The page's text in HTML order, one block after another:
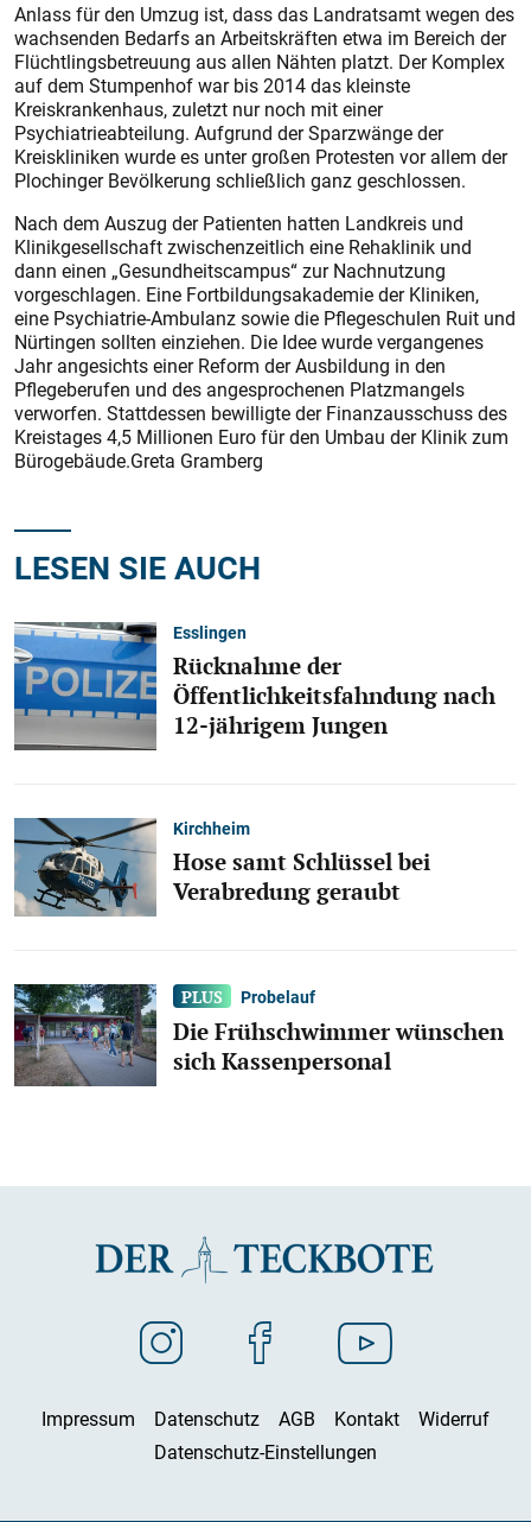
Anlass für den Umzug ist, dass das Landratsamt wegen des
wachsenden Bedarfs an Arbeitskräften etwa im Bereich der
Flüchtlingsbetreuung aus allen Nähten platzt. Der Komplex
auf dem Stumpenhof war bis 2014 das kleinste
Kreiskrankenhaus, zuletzt nur noch mit einer
Psychiatrieabteilung. Aufgrund der Sparzwänge der
Kreiskliniken wurde es unter großen Protesten vor allem der
Plochinger Bevölkerung schließlich ganz geschlossen.
Nach dem Auszug der Patienten hatten Landkreis und
Klinikgesellschaft zwischenzeitlich eine Rehaklinik und
dann einen „Gesundheitscampus“ zur Nachnutzung
vorgeschlagen. Eine Fortbildungsakademie der Kliniken,
eine Psychiatrie-Ambulanz sowie die Pflegeschulen Ruit und
Nürtingen sollten einziehen. Die Idee wurde vergangenes
Jahr angesichts einer Reform der Ausbildung in den
Pflegeberufen und des angesprochenen Platzmangels
verworfen. Stattdessen bewilligte der Finanzausschuss des
Kreistages 4,5 Millionen Euro für den Umbau der Klinik zum
Bürogebäude.Greta Gramberg
LESEN SIE AUCH
Esslingen
Rücknahme der
Öffentlichkeitsfahndung nach
12-jährigem Jungen
Kirchheim
Hose samt Schlüssel bei
Verabredung geraubt
Probelauf
Die Frühschwimmer wünschen
sich Kassenpersonal
Impressum Datenschutz AGB Kontakt
Widerruf
Datenschutz-Einstellungen